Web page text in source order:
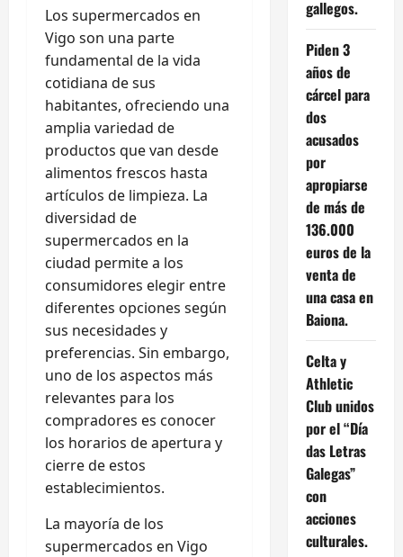
Los supermercados en
Vigo son una parte
fundamental de la vida
cotidiana de sus
habitantes, ofreciendo una
amplia variedad de
productos que van desde
alimentos frescos hasta
artículos de limpieza. La
diversidad de
supermercados en la
ciudad permite a los
consumidores elegir entre
diferentes opciones según
sus necesidades y
preferencias. Sin embargo,
uno de los aspectos más
relevantes para los
compradores es conocer
los horarios de apertura y
cierre de estos
establecimientos.
La mayoría de los
supermercados en Vigo
gallegos.
Piden 3
años de
cárcel para
dos
acusados
por
apropiarse
de más de
136.000
euros de la
venta de
una casa en
Baiona.
Celta y
Athletic
Club unidos
por el “Día
das Letras
Galegas”
con
acciones
culturales.